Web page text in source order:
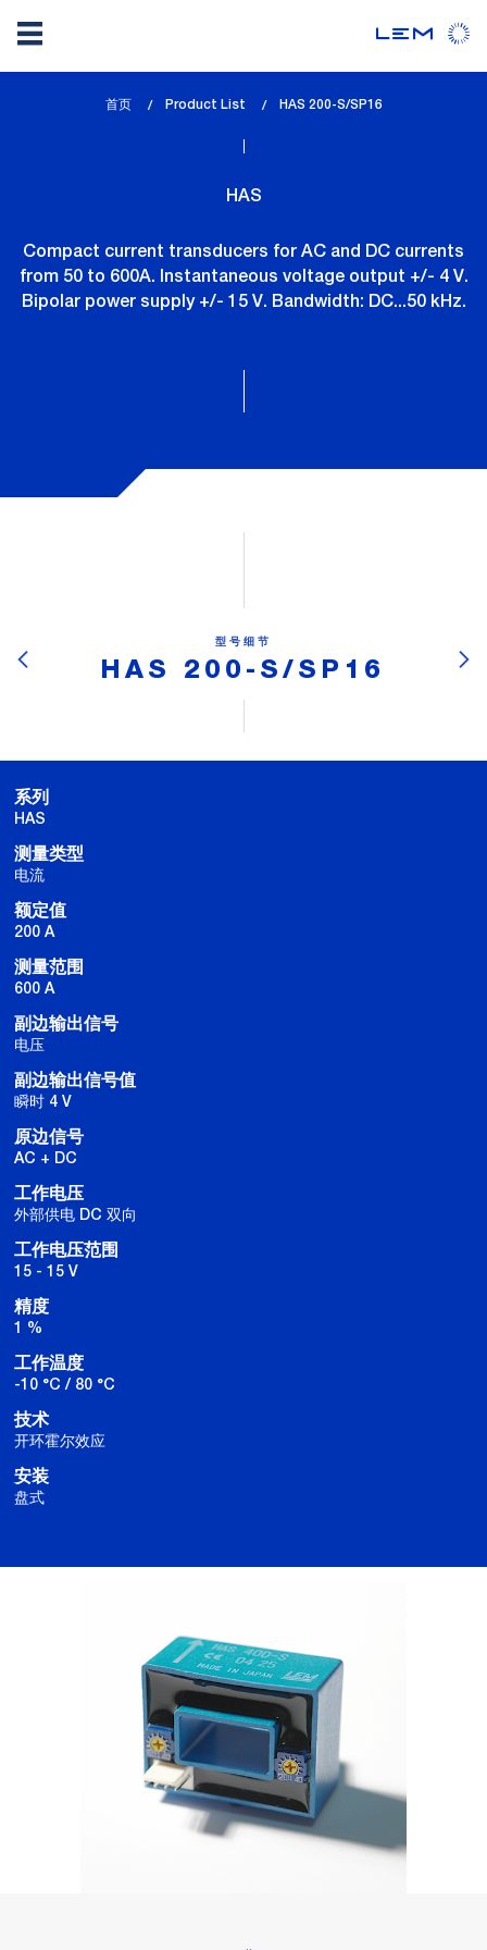
首页 Product List
lem_current_page
HAS 200-S/SP16
HAS
Compact current transducers for AC and DC currents
from 50 to 600A. Instantaneous voltage output +/- 4 V.
Bipolar power supply +/- 15 V. Bandwidth: DC...50 kHz.
型号细节
HAS 200-S/SP16
系列
HAS
测量类型
电流
额定值
200 A
测量范围
600 A
副边输出信号
电压
副边输出信号值
瞬时 4 V
原边信号
AC + DC
工作电压
外部供电 DC 双向
工作电压范围
15 - 15 V
精度
1 %
工作温度
-10 °C / 80 °C
技术
开环霍尔效应
安装
盘式